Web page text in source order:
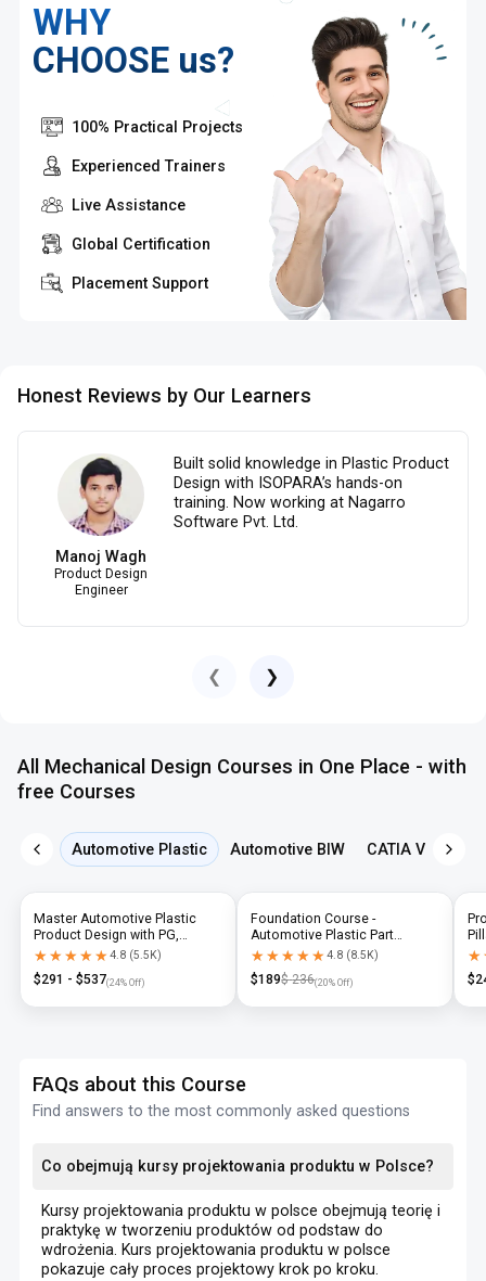
WHY
CHOOSE us?
100% Practical Projects
Experienced Trainers
Live Assistance
Global Certification
Placement Support
Honest Reviews by Our Learners
Manoj Wagh
Product Design
Engineer
Built solid knowledge in Plastic Product
Design with ISOPARA’s hands-on
training. Now working at Nagarro
Software Pvt. Ltd.
❮ ❯
All Mechanical Design Courses in One Place - with
free Courses
Automotive Plastic Automotive BIW CATIA V5
Master Automotive Plastic
Product Design with PG,
Diploma & Industry-Level CAD
★★★★★
★★★★★4.8 (5.5K)
$291 - $537(24% Off)
Foundation Course -
Automotive Plastic Part
Design using CATIA V5 or UG-
★★★★★
★★★★★4.8 (8.5K)
$189$ 236(20% Off)
NX
$
FAQs about this Course
Find answers to the most commonly asked questions
Co obejmują kursy projektowania produktu w Polsce?
Kursy projektowania produktu w polsce obejmują teorię i
praktykę w tworzeniu produktów od podstaw do
wdrożenia. Kurs projektowania produktu w polsce
pokazuje cały proces projektowy krok po kroku.